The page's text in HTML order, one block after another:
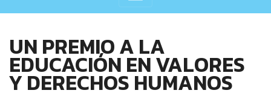
UN PREMIO A LA
EDUCACIÓN EN VALORES
Y DERECHOS HUMANOS